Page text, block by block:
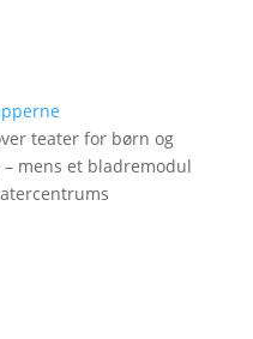
teater for børn og
mens et bladremodul